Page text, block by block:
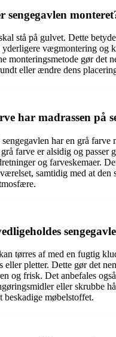
sengegavlen
stå på gulvet. Dette
vægmontering og
monteringsmetode gør det
eller ændre dens
har madrassen på
sengegavlen har en grå farve
farve er alsidig og passer
og farveskemaer.
samtidig med at den
tørres af med en fugtig
eller pletter. Dette gør det
og frisk. Det anbefales
eller skrubbe
beskadige møbelstoffet.